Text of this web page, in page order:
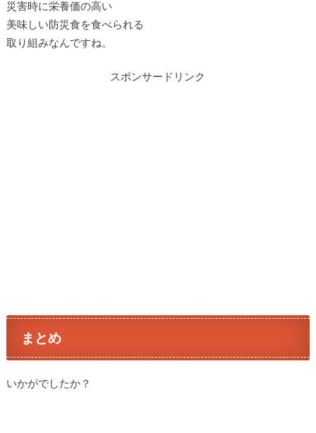
災害時に栄養価の高い
美味しい防災食を食べられる
取り組みなんですね。
スポンサードリンク
まとめ
いかがでしたか？